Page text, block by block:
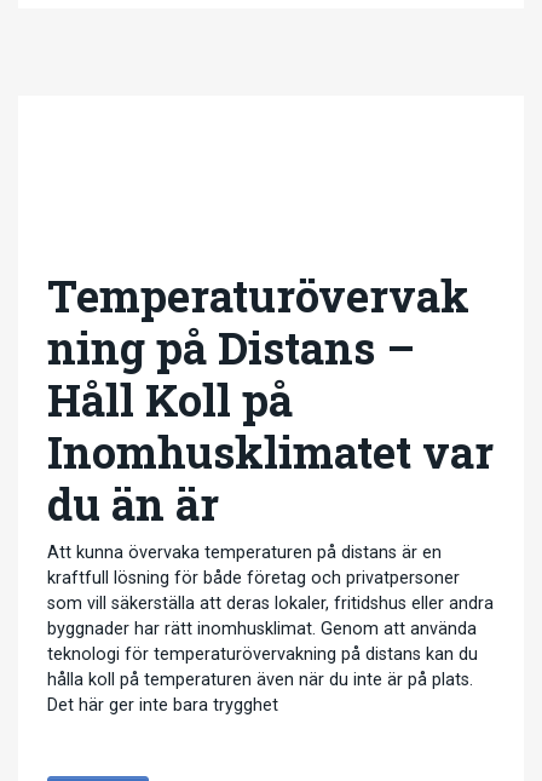
Temperaturövervak
ning på Distans –
Håll Koll på
Inomhusklimatet var
du än är
Att kunna övervaka temperaturen på distans är en
kraftfull lösning för både företag och privatpersoner
som vill säkerställa att deras lokaler, fritidshus eller andra
byggnader har rätt inomhusklimat. Genom att använda
teknologi för temperaturövervakning på distans kan du
hålla koll på temperaturen även när du inte är på plats.
Det här ger inte bara trygghet